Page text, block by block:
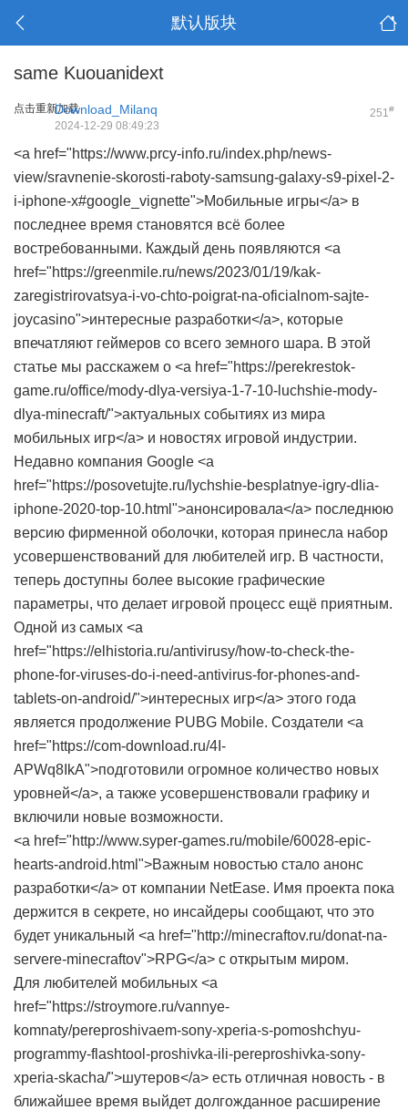
默认版块
same Kuouanidext
点击重新加载 251#
Download_Milanq
2024-12-29 08:49:23
<a href="https://www.prcy-info.ru/index.php/news-
view/sravnenie-skorosti-raboty-samsung-galaxy-s9-pixel-2-
i-iphone-x#google_vignette">Мобильные игры</a> в
последнее время становятся всё более
востребованными. Каждый день появляются <a
href="https://greenmile.ru/news/2023/01/19/kak-
zaregistrirovatsya-i-vo-chto-poigrat-na-oficialnom-sajte-
joycasino">интересные разработки</a>, которые
впечатляют геймеров со всего земного шара. В этой
статье мы расскажем о <a href="https://perekrestok-
game.ru/office/mody-dlya-versiya-1-7-10-luchshie-mody-
dlya-minecraft/">актуальных событиях из мира
мобильных игр</a> и новостях игровой индустрии.
Недавно компания Google <a
href="https://posovetujte.ru/lychshie-besplatnye-igry-dlia-
iphone-2020-top-10.html">анонсировала</a> последнюю
версию фирменной оболочки, которая принесла набор
усовершенствований для любителей игр. В частности,
теперь доступны более высокие графические
параметры, что делает игровой процесс ещё приятным.
Одной из самых <a
href="https://elhistoria.ru/antivirusy/how-to-check-the-
phone-for-viruses-do-i-need-antivirus-for-phones-and-
tablets-on-android/">интересных игр</a> этого года
является продолжение PUBG Mobile. Создатели <a
href="https://com-download.ru/4I-
APWq8IkA">подготовили огромное количество новых
уровней</a>, а также усовершенствовали графику и
включили новые возможности.
<a href="http://www.syper-games.ru/mobile/60028-epic-
hearts-android.html">Важным новостью стало анонс
разработки</a> от компании NetEase. Имя проекта пока
держится в секрете, но инсайдеры сообщают, что это
будет уникальный <a href="http://minecraftov.ru/donat-na-
servere-minecraftov">RPG</a> с открытым миром.
Для любителей мобильных <a
href="https://stroymore.ru/vannye-
komnaty/pereproshivaem-sony-xperia-s-pomoshchyu-
programmy-flashtool-proshivka-ili-pereproshivka-sony-
xperia-skacha/">шутеров</a> есть отличная новость - в
ближайшее время выйдет долгожданное расширение